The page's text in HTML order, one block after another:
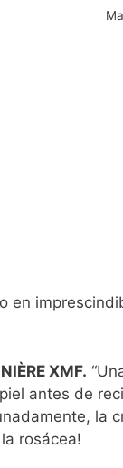
XMF.
antes de
la
rosácea!